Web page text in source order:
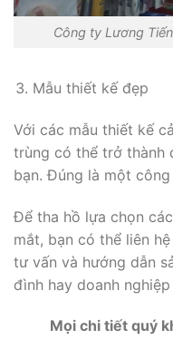
Công ty Lương
Mẫu thiết kế đẹp
Với các mẫu thiết kế
trùng có thể trở thành
bạn. Đúng là một
Để tha hồ lựa chọn
mắt, bạn có thể liên
tư vấn và hướng dẫn
đình hay doanh
Mọi chi tiết quý